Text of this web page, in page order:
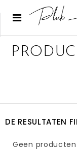
DE RESULTATEN
Geen